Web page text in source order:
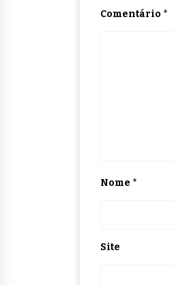
Comentário *
Nome *
Site